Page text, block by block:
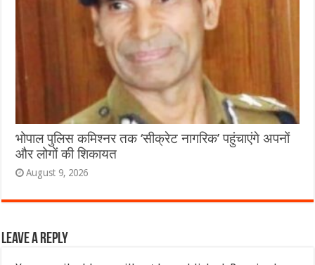
भोपाल पुलिस कमिश्नर तक ‘सीक्रेट नागरिक’ पहुंचाएंगे अपनों
और लोगों की शिकायत
August 9, 2026
Leave a Reply